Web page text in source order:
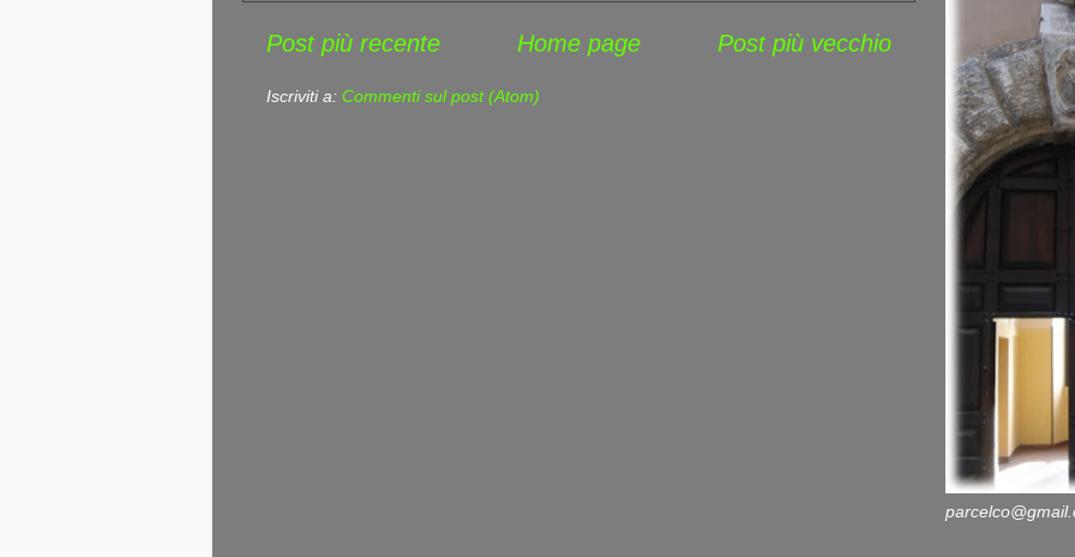
Post più recente Post più vecchio
Home page
Iscriviti a: Commenti sul post (Atom)